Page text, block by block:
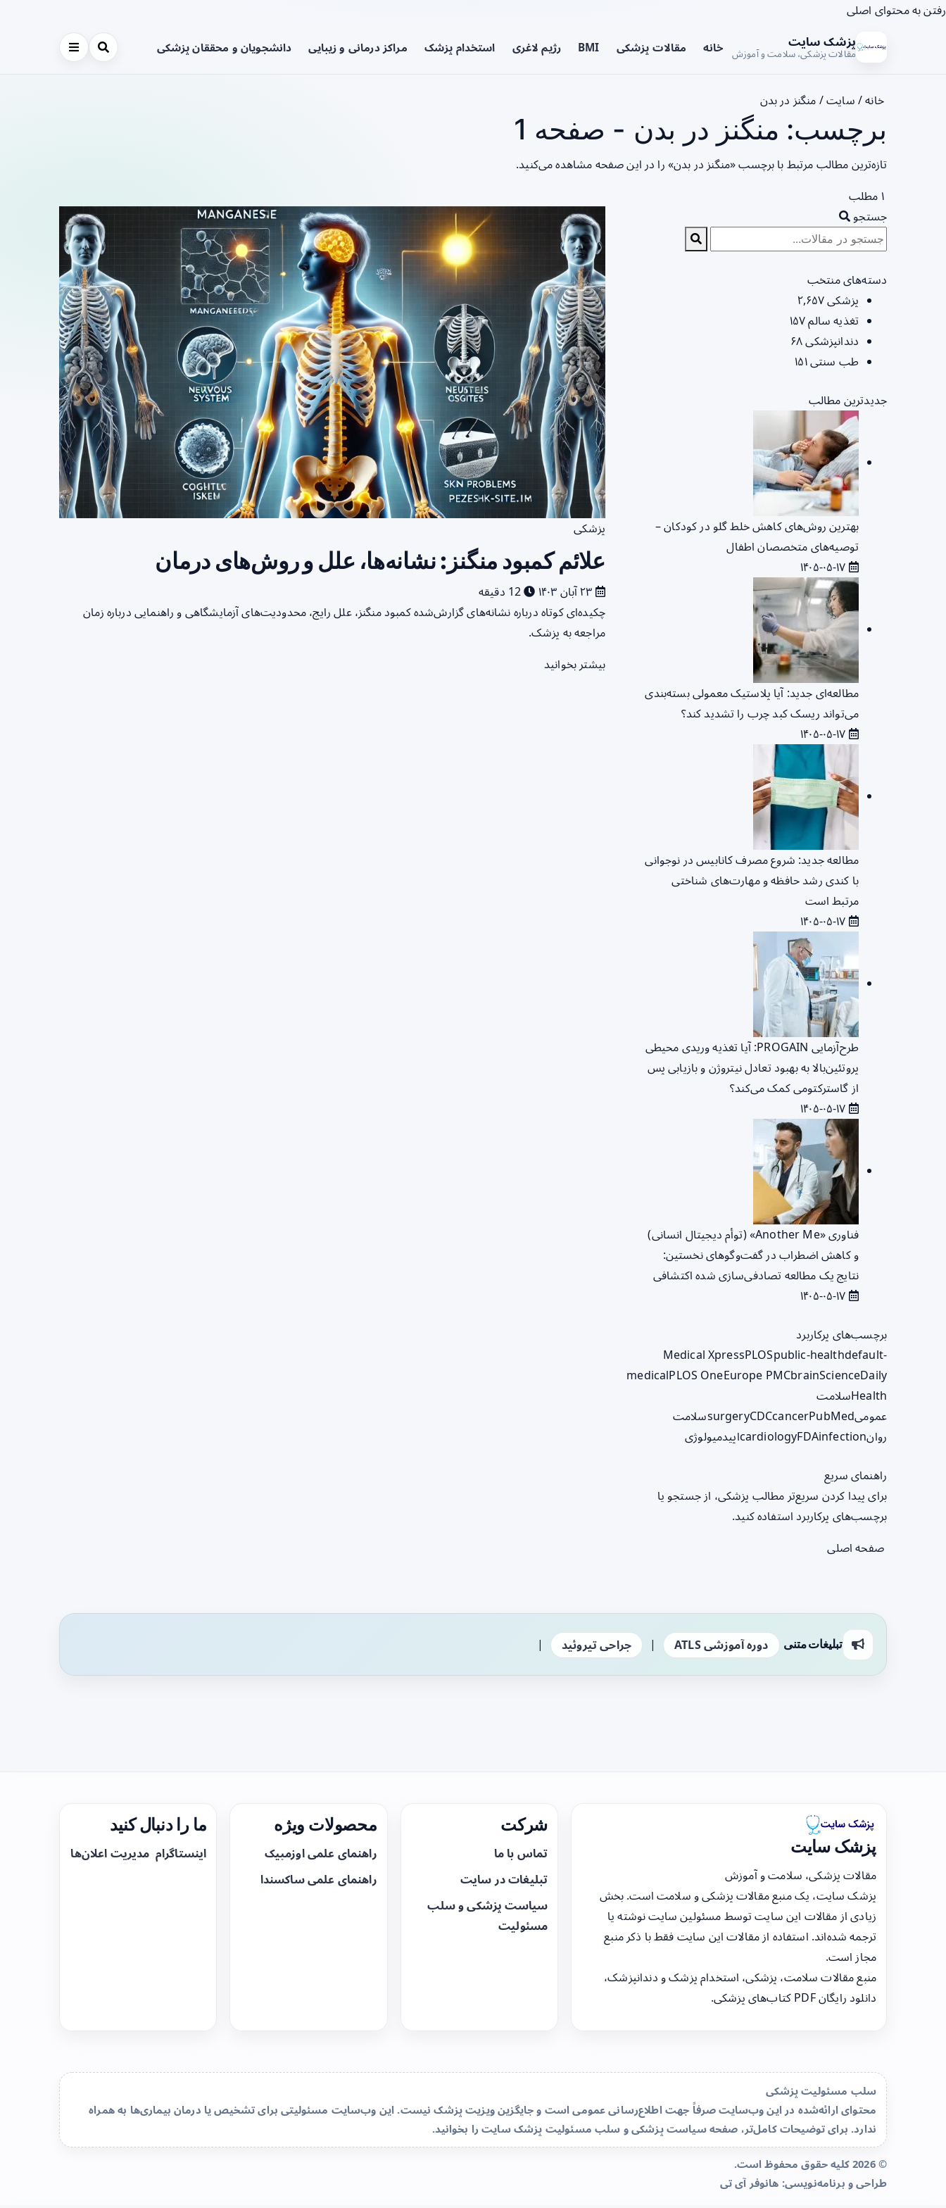
رفتن به محتوای اصلی
پزشک سایت
مقالات پزشکی، سلامت و آموزش خانه مقالات پزشکی BMI رژیم لاغری استخدام پزشک مراکز درمانی و زیبایی دانشجویان و محققان پزشکی
خانه/ سایت/ منگنز در بدن
برچسب: منگنز در بدن - صفحه 1
تازه‌ترین مطالب مرتبط با برچسب «منگنز در بدن» را در این صفحه مشاهده می‌کنید.
۱ مطلب
پزشکی
علائم کمبود منگنز: نشانه‌ها، علل و روش‌های درمان
12 دقیقه
چکیده‌ای کوتاه درباره نشانه‌های گزارش‌شده کمبود منگنز، علل رایج، محدودیت‌های آزمایشگاهی و راهنمایی درباره زمان
مراجعه به پزشک.
بیشتر بخوانید
جستجو
دسته‌های منتخب
پزشکی۲,۶۵۷
تغذیه سالم۱۵۷
دندانپزشکی۶۸
طب سنتی۱۵۱
جدیدترین مطالب
بهترین روش‌های کاهش خلط گلو در کودکان –
توصیه‌های متخصصان اطفال
مطالعه‌ای جدید: آیا پلاستیک معمولی بسته‌بندی
می‌تواند ریسک کبد چرب را تشدید کند؟
مطالعه جدید: شروع مصرف کانابیس در نوجوانی
با کندی رشد حافظه و مهارت‌های شناختی
مرتبط است
طرح‌آزمایی PROGAIN: آیا تغذیه وریدی محیطی
پروتئین‌بالا به بهبود تعادل نیتروژن و بازیابی پس
از گاسترکتومی کمک می‌کند؟
فناوری «Another Me» (توأم دیجیتال انسانی)
و کاهش اضطراب در گفت‌وگوهای نخستین:
نتایج یک مطالعه تصادفی‌سازی شده اکتشافی
برچسب‌های پرکاربرد
Medical XpressPLOSpublic-healthdefault-
medicalPLOS OneEurope PMCbrainScienceDaily
Healthسلامت
عمومی
surgeryCDCcancerPubMed
سلامت
روان
cardiologyFDAinfection اپیدمیولوژی
راهنمای سریع
برای پیدا کردن سریع‌تر مطالب پزشکی، از جستجو یا
برچسب‌های پرکاربرد استفاده کنید.
صفحه اصلی
تبلیغات متنی دوره آموزشی ATLS | جراحی تیروئید |
پزشک سایت
مقالات پزشکی، سلامت و آموزش
پزشک سایت، یک منبع مقالات پزشکی و سلامت است. بخش
زیادی از مقالات این سایت توسط مسئولین سایت نوشته یا
ترجمه شده‌اند. استفاده از مقالات این سایت فقط با ذکر منبع
مجاز است.
منبع مقالات سلامت، پزشکی، استخدام پزشک و دندانپزشک،
دانلود رایگان PDF کتاب‌های پزشکی.
شرکت
تماس با ما
تبلیغات در سایت
سیاست پزشکی و سلب
مسئولیت
محصولات ویژه
راهنمای علمی اوزمپیک
راهنمای علمی ساکسندا
ما را دنبال کنید
اینستاگرام مدیریت اعلان‌ها
سلب مسئولیت پزشکی
محتوای ارائه‌شده در این وب‌سایت صرفاً جهت اطلاع‌رسانی عمومی است و جایگزین ویزیت پزشک نیست. این وب‌سایت مسئولیتی برای تشخیص یا درمان بیماری‌ها به همراه
ندارد. برای توضیحات کامل‌تر، صفحهسیاست پزشکی و سلب مسئولیت پزشک سایترا بخوانید.
© 2026 کلیه حقوق محفوظ است.
طراحی و برنامه‌نویسی: هانوفر آی تی